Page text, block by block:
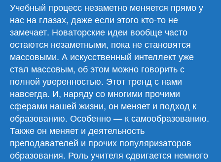
03.06.26
Учебный процесс незаметно меняется прямо у
нас на глазах, даже если этого кто-то не
замечает. Новаторские идеи вообще часто
остаются незаметными, пока не становятся
массовыми. А искусственный интеллект уже
стал массовым, об этом можно говорить с
полной уверенностью. Этот тренд с нами
навсегда. И, наряду со многими прочими
сферами нашей жизни, он меняет и подход к
образованию. Особенно — к самообразованию.
Также он меняет и деятельность
преподавателей и прочих популяризаторов
образования. Роль учителя сдвигается немного